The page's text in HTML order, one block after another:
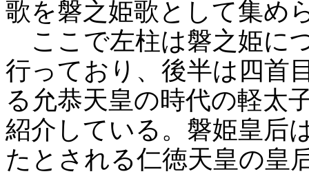
歌を磐之姫歌として集め
ここで左柱は磐之姫に
行っており、後半は四首
る允恭天皇の時代の軽太
紹介している。磐姫皇后
たとされる仁徳天皇の皇